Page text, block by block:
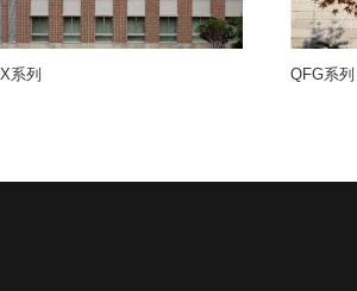
系列 QFG系列